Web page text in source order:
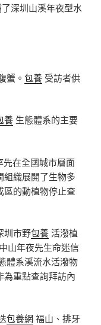
深圳山溪年夜型水
蟹。 包養 受訪者供
養 生態體系的主要
先在全國城市層面
組織展開了生物多
區的動植物停止查
圳市野包養活潑植
山年夜先生命迷信
體系溪流水活潑物
為重點查詢拜訪內
包養網 福山、排牙